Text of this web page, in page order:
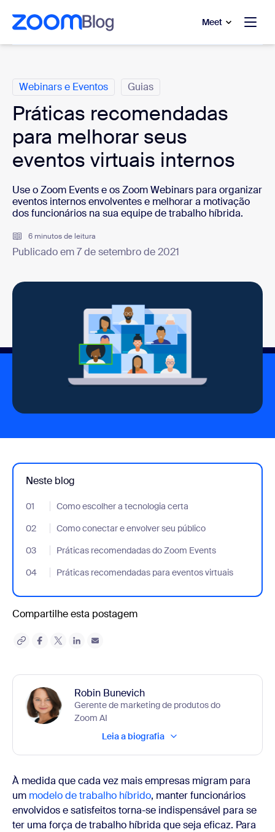
principal
chat de ajuda
Meet
Webinars e Eventos Guias
Práticas recomendadas
para melhorar seus
eventos virtuais internos
Use o Zoom Events e os Zoom Webinars para organizar
eventos internos envolventes e melhorar a motivação
dos funcionários na sua equipe de trabalho híbrida.
6 minutos de leitura
Publicado em 7 de setembro de 2021
Neste blog
01 Como escolher a tecnologia certa
- Jumplink to Como escolher a tecnologia certa
02
Como conectar e envolver seu público
- Jumplink to Como conectar e envolver seu público
03
Práticas recomendadas do Zoom Events
- Jumplink to Práticas recomendadas do Zoom Events
04
Práticas recomendadas para eventos virtuais
- Jumplink to Práticas recomendadas para eventos virtuais
Compartilhe esta postagem
Robin Bunevich
Gerente de marketing de produtos do
Zoom AI
Leia a biografia
À medida que cada vez mais empresas migram para
um modelo de trabalho híbrido, manter funcionários
envolvidos e satisfeitos torna-se indispensável para se
ter uma força de trabalho híbrida que seja eficaz. Para